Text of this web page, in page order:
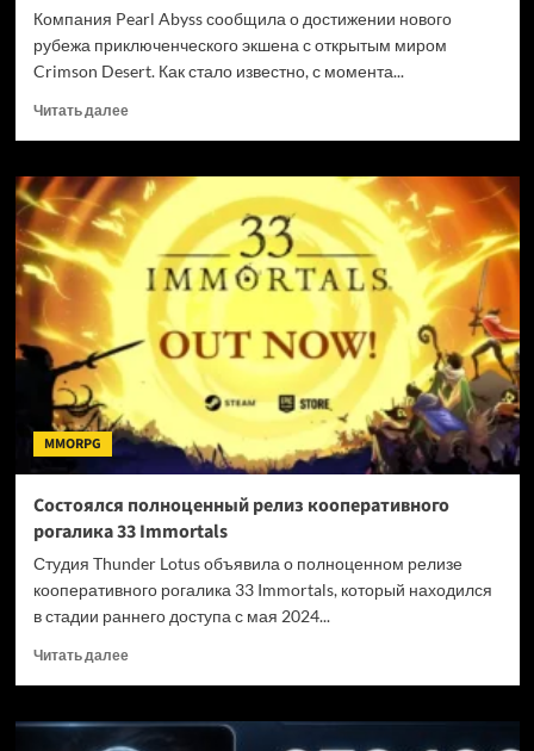
Компания Pearl Abyss сообщила о достижении нового
рубежа приключенческого экшена с открытым миром
Crimson Desert. Как стало известно, с момента...
Читать далееПрочитать
Продано
6
миллионов
копий
Crimson
Desert
MMORPG
Состоялся полноценный релиз кооперативного
рогалика 33 Immortals
Студия Thunder Lotus объявила о полноценном релизе
кооперативного рогалика 33 Immortals, который находился
в стадии раннего доступа с мая 2024...
Читать далееПрочитать
Состоялся
полноценный